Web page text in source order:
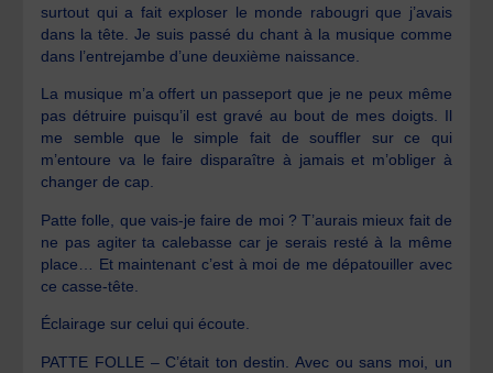
surtout qui a fait exploser le monde rabougri que j’avais
dans la tête. Je suis passé du chant à la musique comme
dans l’entrejambe d’une deuxième naissance.
La musique m’a offert un passeport que je ne peux même
pas détruire puisqu’il est gravé au bout de mes doigts. Il
me semble que le simple fait de souffler sur ce qui
m’entoure va le faire disparaître à jamais et m’obliger à
changer de cap.
Patte folle, que vais-je faire de moi ? T’aurais mieux fait de
ne pas agiter ta calebasse car je serais resté à la même
place… Et maintenant c’est à moi de me dépatouiller avec
ce casse-tête.
Éclairage sur celui qui écoute.
PATTE FOLLE – C’était ton destin. Avec ou sans moi, un